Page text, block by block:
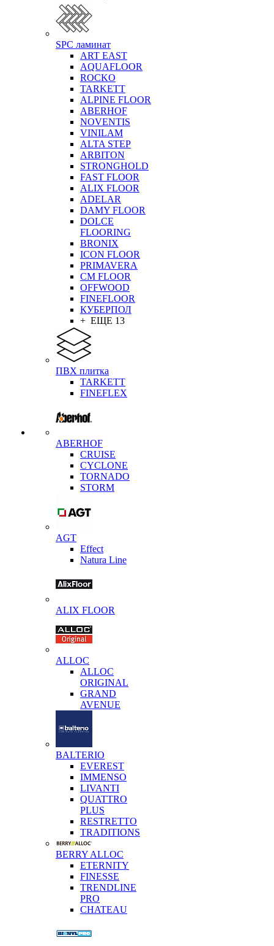
SPC ламинат
ART EAST
AQUAFLOOR
ROCKO
TARKETT
ALPINE FLOOR
ABERHOF
NOVENTIS
VINILAM
ALTA STEP
ARBITON
STRONGHOLD
FAST FLOOR
ALIX FLOOR
ADELAR
DAMY FLOOR
DOLCE
FLOORING
BRONIX
ICON FLOOR
PRIMAVERA
CM FLOOR
OFFWOOD
FINEFLOOR
КУБЕРПОЛ
+ ЕЩЕ 13
ПВХ плитка
TARKETT
FINEFLEX
ABERHOF
CRUISE
CYCLONE
TORNADO
STORM
AGT
Effect
Natura Line
ALIX FLOOR
ALLOC
ALLOC
ORIGINAL
GRAND
AVENUE
BALTERIO
EVEREST
IMMENSO
LIVANTI
QUATTRO
PLUS
RESTRETTO
TRADITIONS
BERRY ALLOC
ETERNITY
FINESSE
TRENDLINE
PRO
CHATEAU